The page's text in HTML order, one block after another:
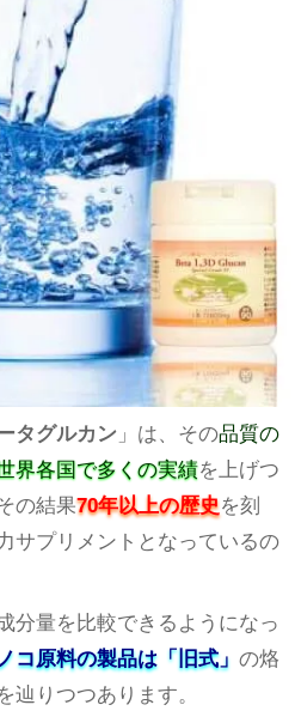
タグルカン 」は、その品質の
界各国で多くの実績を上げつ
の結果70年以上の歴史を刻
サプリメントとなっているの
分量を比較できるようになっ
コ原料の製品は「旧式」の烙
辿りつつあります。